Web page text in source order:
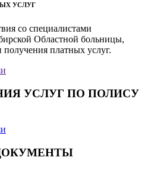
УСЛУГ
со специалистами
Областной больницы,
получения платных услуг.
УСЛУГ ПО ПОЛИСУ